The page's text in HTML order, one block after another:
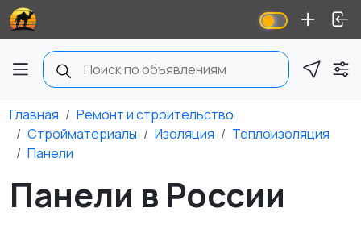
Главная
Ремонт и строительство
Стройматериалы
Изоляция
Теплоизоляция
Панели
Панели в России